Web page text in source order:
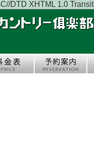
DTD XHTML 1.0